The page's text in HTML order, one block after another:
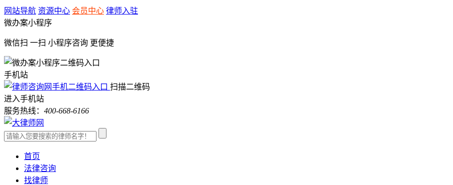
网站导航 资源中心 会员中心 律师入驻
微办案小程序
微信扫 一扫 小程序咨询 更便捷
手机站
扫描二维码
进入手机站
服务热线： 400-668-6166
首页
法律咨询
找律师